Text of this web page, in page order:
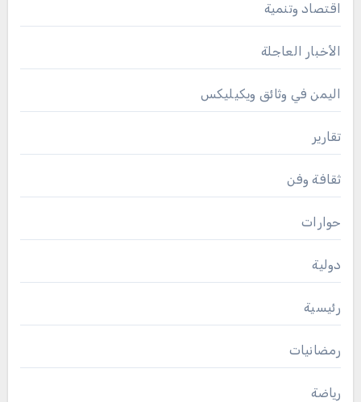
اقتصاد وتنمية
الأخبار العاجلة
اليمن في وثائق ويكيليكس
تقارير
ثقافة وفن
حوارات
دولية
رئيسية
رمضانيات
رياضة